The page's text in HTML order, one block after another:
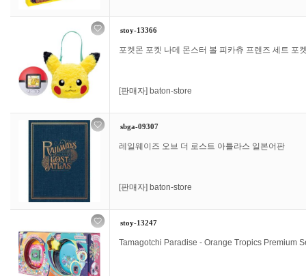
stoy-13366
포켓몬 포켓 나데 몬스터 볼 피카츄 프렌즈 세트 포
[판매자] baton-store
sbga-09307
레일웨이즈 오브 더 로스트 아틀라스 일본어판
[판매자] baton-store
stoy-13247
Tamagotchi Paradise - Orange Tropics Premium